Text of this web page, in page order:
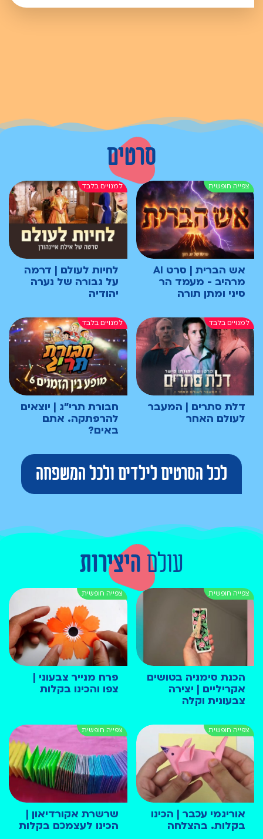
סרטים
אש הברית | סרט AI
מרהיב - מעמד הר
סיני ומתן תורה
לחיות לעולם | דרמה
על גבורה של נערה
יהודיה
דלת סתרים | המעבר
לעולם האחר
חבורת תרי"ג | יוצאים
להרפתקה. אתם
באים?
לכל הסרטים לילדים ולכל המשפחה
עולם היצירות
הכנת סימניה בטושים
אקריליים | יצירה
צבעונית וקלה
פרח מנייר צבעוני |
צפו והכינו בקלות
אוריגמי עכבר | הכינו
בקלות. בהצלחה
שרשרת אקורדיאון |
הכינו לעצמכם בקלות